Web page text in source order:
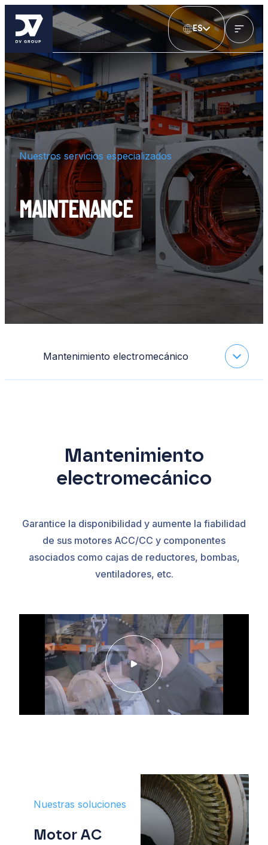
ES
Nuestros servicios especializados
MAINTENANCE
Mantenimiento electromecánico
Mantenimiento
electromecánico
Garantice la disponibilidad y aumente la fiabilidad
de sus motores ACC/CC y componentes
asociados como cajas de reductores, bombas,
ventiladores, etc.
Nuestras soluciones
Motor AC